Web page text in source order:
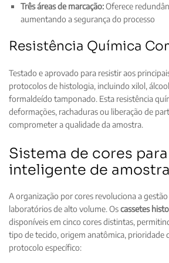
Três áreas de marcação:Oferece
aumentando a segurança do processo
Resistência Química
Testado e aprovado para resistir aos
protocolos de histologia, incluindo xilol,
formaldeído tamponado. Esta resistência
deformações, rachaduras ou liberação de
comprometer a qualidade da amostra.
Sistema de cores
inteligente de
A organização por cores revoluciona a
laboratórios de alto volume. Oscassetes
disponíveis em cinco cores distintas,
tipo de tecido, origem anatômica, prioridade
protocolo específico: